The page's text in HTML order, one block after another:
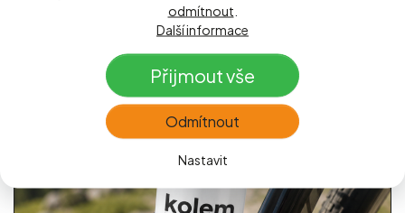
odmítnout
Další informace
Přijmout vše
Odmítnout
Nastavit